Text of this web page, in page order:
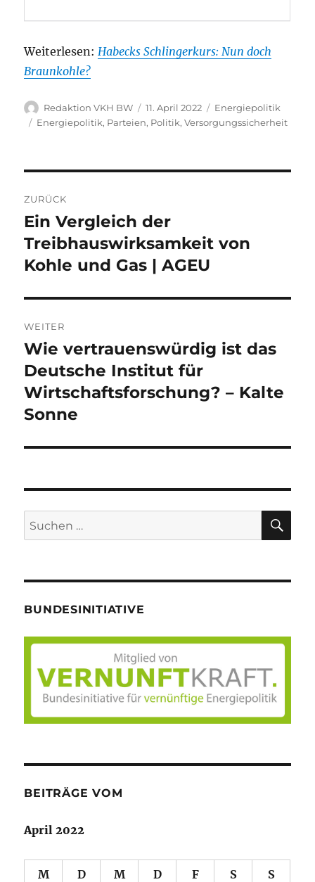
Weiterlesen: Habecks Schlingerkurs: Nun doch
Braunkohle?
Autor
Redaktion VKH BW
Veröffentlicht
am
11. April 2022 Kategorien
Energiepolitik
Schlagwörter
Energiepolitik, Parteien, Politik,Versorgungssicherheit
ZURÜCK
Vorheriger
Beitrag:
Ein Vergleich der
Treibhauswirksamkeit von
Kohle und Gas | AGEU
WEITER
Nächster
Beitrag:
Wie vertrauenswürdig ist das
Deutsche Institut für
Wirtschaftsforschung? – Kalte
Sonne
Suche
nach:
BUNDESINITIATIVE
BEITRÄGE VOM
April 2022
M D M D F S S